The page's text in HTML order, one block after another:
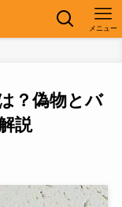
メニュー
？偽物とバ
説